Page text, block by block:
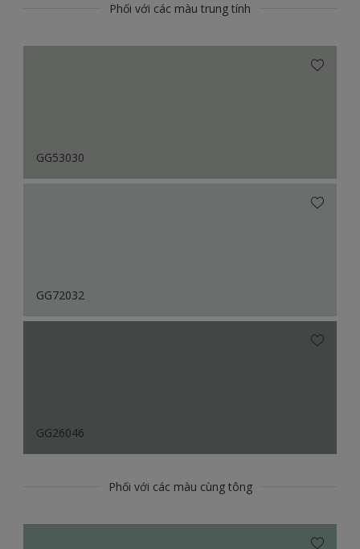
Phối với các màu trung tính
GG53030
GG72032
GG26046
Phối với các màu cùng tông